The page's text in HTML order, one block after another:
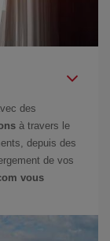
des
à travers le
depuis des
de vos
vous